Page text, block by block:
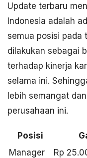
Update terbaru
Indonesia adalah
semua posisi pada
dilakukan sebagai
terhadap kinerja
selama ini.
lebih semangat
perusahaan ini.
Posisi
Manager
Rp